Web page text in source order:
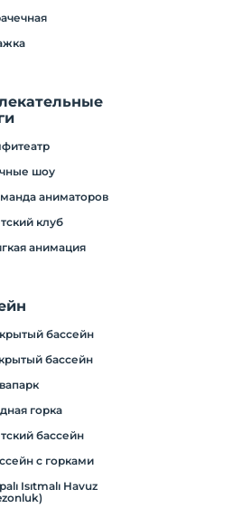
шоу
аниматоров
клуб
анимация
бассейн
бассейн
горка
бассейн
с горками
Isıtmalı Havuz